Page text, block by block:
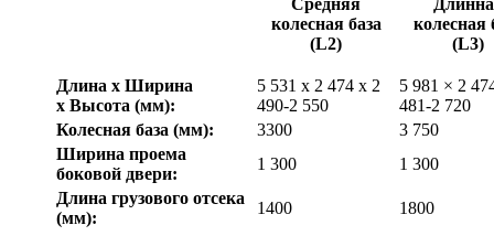
колесная база
(L2)
колесная
(L3)
Длина х Ширина
х Высота (мм):
5 531 x 2 474 x 2
490-2 550
5 981 × 2
481-2 720
Колесная база (мм):
3300
3 750
Ширина проема
боковой двери:
1 300
1 300
Длина грузового отсека
(мм):
1400 1800